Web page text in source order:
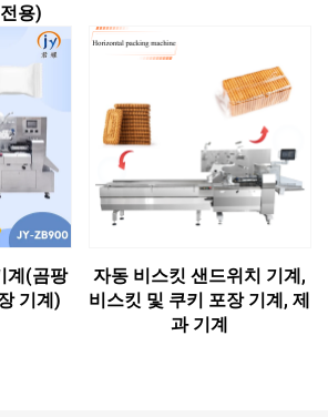
용)
계(곰팡
기계)
자동 비스킷 샌드위치 기계,
비스킷 및 쿠키 포장 기계, 제
과 기계